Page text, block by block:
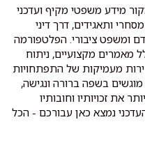
מידע משפטי מקיף ועדכני
ותאגידים, דרך דיני
ומשפט ציבורי. הפלטפורמה
מאמרים מקצועיים, ניתוח
מעמיקות של התפתחויות
בשפה ברורה ונגישה,
את זכויותיו וחובותיו
נמצא כאן עבורכם - הכל